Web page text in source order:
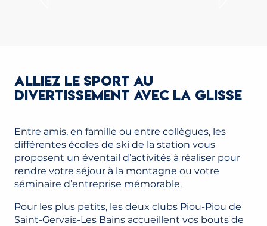
ALLIEZ LE SPORT AU
DIVERTISSEMENT AVEC LA GLISSE
Entre amis, en famille ou entre collègues, les
différentes écoles de ski de la station vous
proposent un éventail d’activités à réaliser pour
rendre votre séjour à la montagne ou votre
séminaire d’entreprise mémorable.
Pour les plus petits, les deux clubs Piou-Piou de
Saint-Gervais-Les Bains accueillent vos bouts de